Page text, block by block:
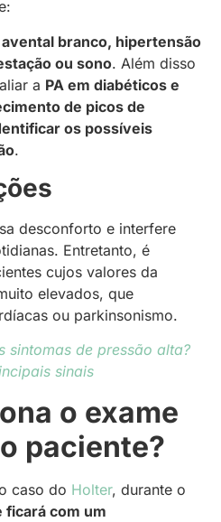
branco, hipertensão
ou sono. Além disso
a PA em diabéticos e
de picos de
os possíveis
.
desconforto e interfere
Entretanto, é
cujos valores da
elevados, que
ou parkinsonismo.
sintomas de pressão alta?
sinais
o exame
paciente?
caso do Holter, durante o
ficará com um